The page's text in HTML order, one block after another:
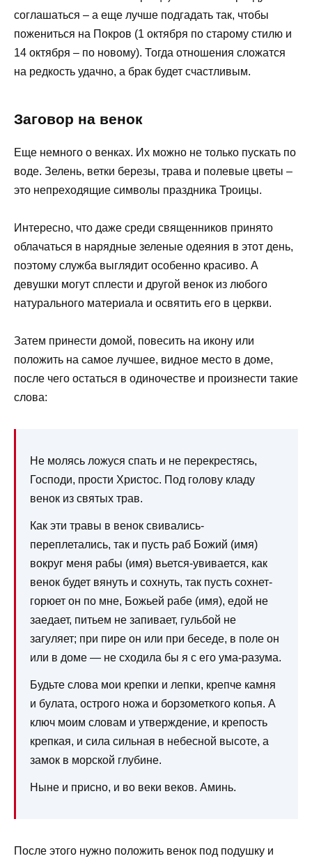
соглашаться – а еще лучше подгадать так, чтобы
пожениться на Покров (1 октября по старому стилю и
14 октября – по новому). Тогда отношения сложатся
на редкость удачно, а брак будет счастливым.
Заговор на венок
Еще немного о венках. Их можно не только пускать по
воде. Зелень, ветки березы, трава и полевые цветы –
это непреходящие символы праздника Троицы.
Интересно, что даже среди священников принято
облачаться в нарядные зеленые одеяния в этот день,
поэтому служба выглядит особенно красиво. А
девушки могут сплести и другой венок из любого
натурального материала и освятить его в церкви.
Затем принести домой, повесить на икону или
положить на самое лучшее, видное место в доме,
после чего остаться в одиночестве и произнести такие
слова:
Не молясь ложуся спать и не перекрестясь,
Господи, прости Христос. Под голову кладу
венок из святых трав.
Как эти травы в венок свивались-
переплетались, так и пусть раб Божий (имя)
вокруг меня рабы (имя) вьется-увивается, как
венок будет вянуть и сохнуть, так пусть сохнет-
горюет он по мне, Божьей рабе (имя), едой не
заедает, питьем не запивает, гульбой не
загуляет; при пире он или при беседе, в поле он
или в доме — не сходила бы я с его ума-разума.
Будьте слова мои крепки и лепки, крепче камня
и булата, острого ножа и борзометкого копья. А
ключ моим словам и утверждение, и крепость
крепкая, и сила сильная в небесной высоте, а
замок в морской глубине.
Ныне и присно, и во веки веков. Аминь.
После этого нужно положить венок под подушку и